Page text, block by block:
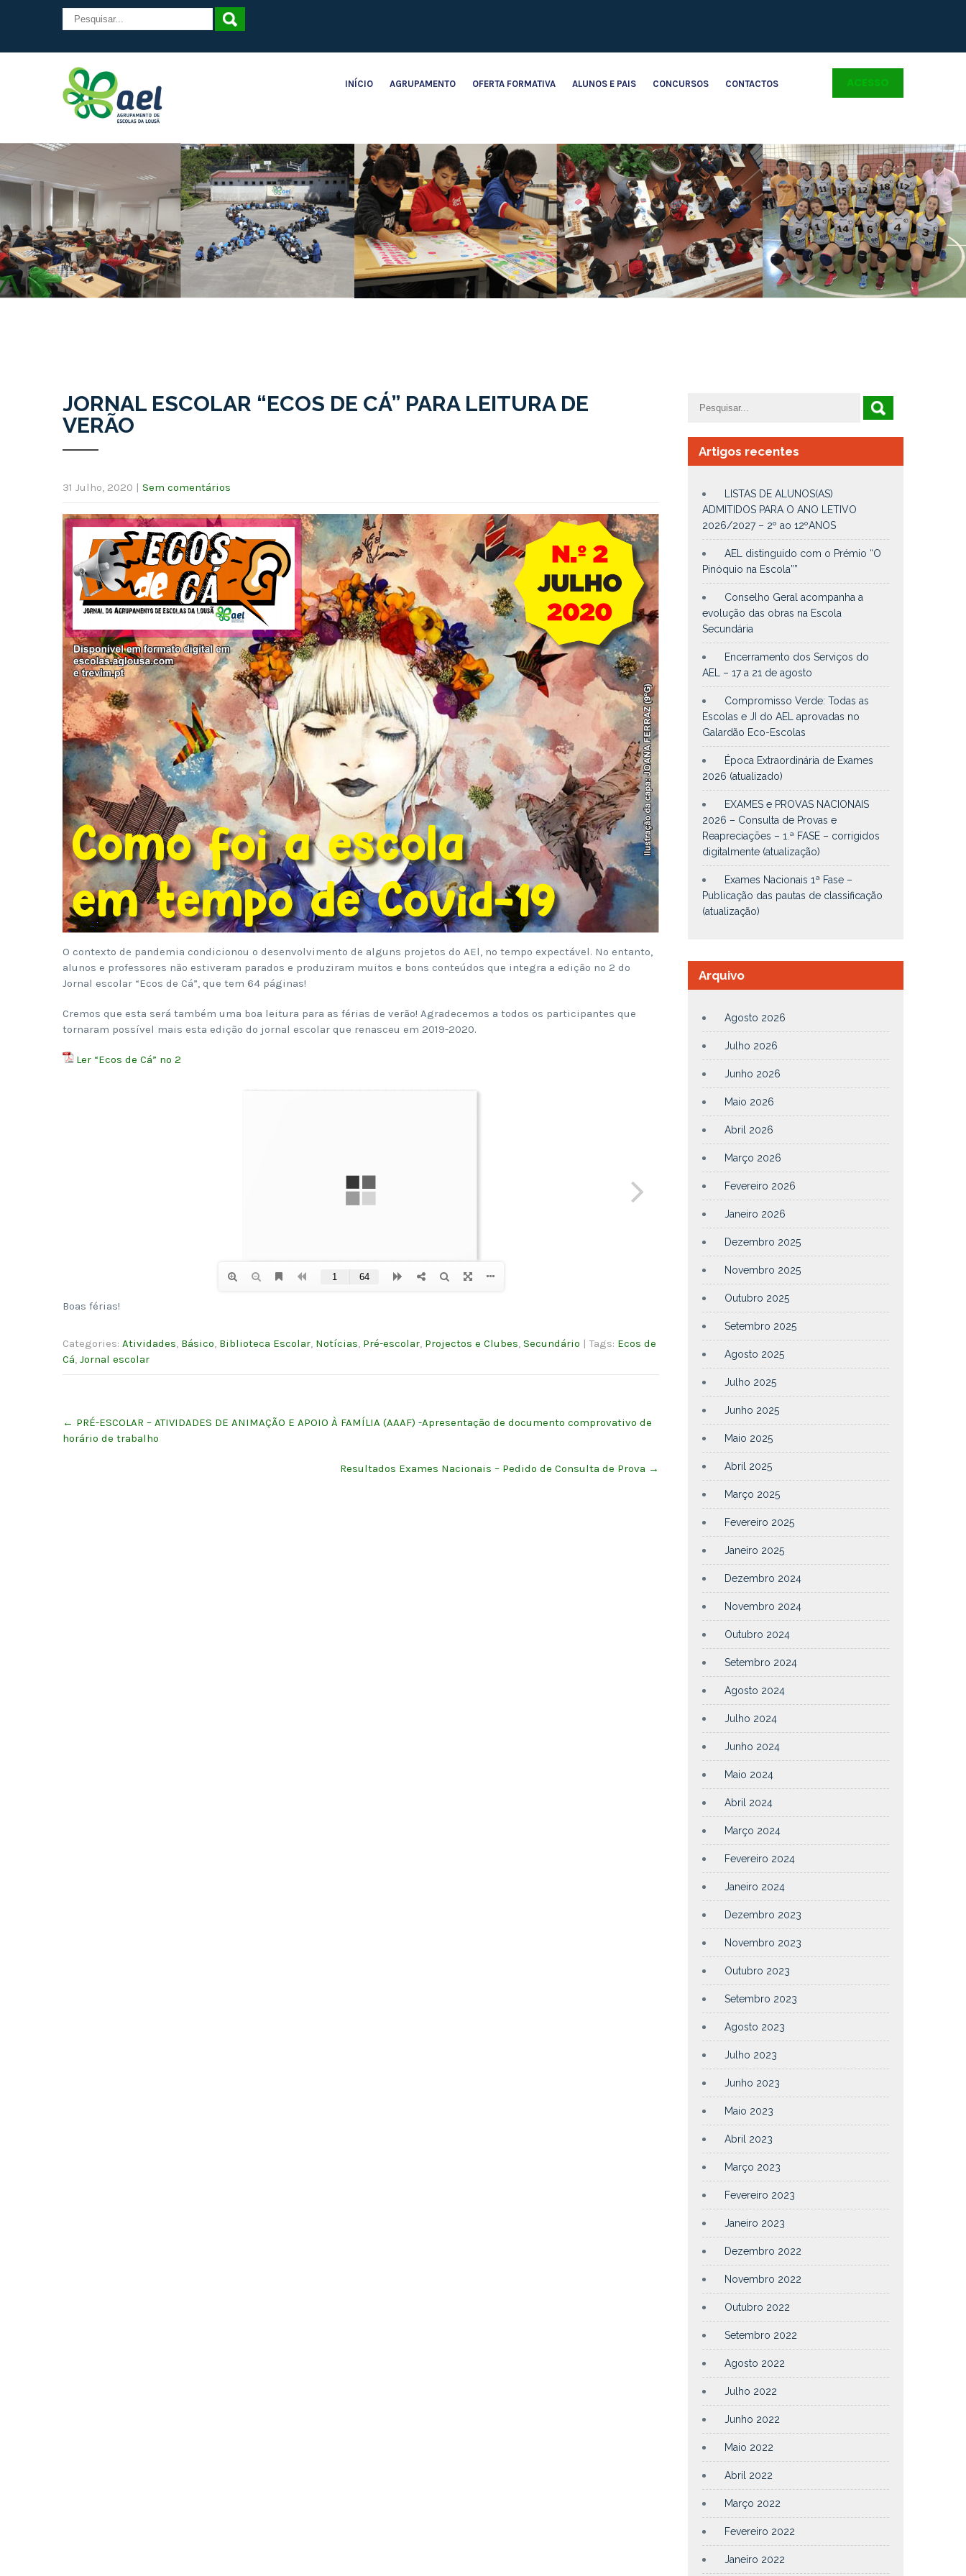
INÍCIO AGRUPAMENTO OFERTA FORMATIVA ALUNOS E PAIS CONCURSOS CONTACTOS ACESSO
JORNAL ESCOLAR “ECOS DE CÁ” PARA LEITURA DE
VERÃO
31 Julho, 2020 | Sem comentários
O contexto de pandemia condicionou o desenvolvimento de alguns projetos do AEl, no tempo expectável. No entanto,
alunos e professores não estiveram parados e produziram muitos e bons conteúdos que integra a edição nº 2 do
Jornal escolar “Ecos de Cá”, que tem 64 páginas!
Cremos que esta será também uma boa leitura para as férias de verão! Agradecemos a todos os participantes que
tornaram possível mais esta edição do jornal escolar que renasceu em 2019-2020.
Ler “Ecos de Cá” nº 2
Boas férias!
Categories: Atividades, Básico, Biblioteca Escolar, Notícias, Pré-escolar, Projectos e Clubes, Secundário | Tags: Ecos de
Cá, Jornal escolar
navigation
← PRÉ-ESCOLAR – ATIVIDADES DE ANIMAÇÃO E APOIO À FAMÍLIA (AAAF) -Apresentação de documento comprovativo de
horário de trabalho
Resultados Exames Nacionais – Pedido de Consulta de Prova →
Artigos recentes
LISTAS DE ALUNOS(AS)
ADMITIDOS PARA O ANO LETIVO
2026/2027 – 2º ao 12ºANOS
AEL distinguido com o Prémio “O
Pinóquio na Escola””
Conselho Geral acompanha a
evolução das obras na Escola
Secundária
Encerramento dos Serviços do
AEL – 17 a 21 de agosto
Compromisso Verde: Todas as
Escolas e JI do AEL aprovadas no
Galardão Eco-Escolas
Época Extraordinária de Exames
2026 (atualizado)
EXAMES e PROVAS NACIONAIS
2026 – Consulta de Provas e
Reapreciações – 1.ª FASE – corrigidos
digitalmente (atualização)
Exames Nacionais 1ª Fase –
Publicação das pautas de classificação
(atualização)
Arquivo
Agosto 2026
Julho 2026
Junho 2026
Maio 2026
Abril 2026
Março 2026
Fevereiro 2026
Janeiro 2026
Dezembro 2025
Novembro 2025
Outubro 2025
Setembro 2025
Agosto 2025
Julho 2025
Junho 2025
Maio 2025
Abril 2025
Março 2025
Fevereiro 2025
Janeiro 2025
Dezembro 2024
Novembro 2024
Outubro 2024
Setembro 2024
Agosto 2024
Julho 2024
Junho 2024
Maio 2024
Abril 2024
Março 2024
Fevereiro 2024
Janeiro 2024
Dezembro 2023
Novembro 2023
Outubro 2023
Setembro 2023
Agosto 2023
Julho 2023
Junho 2023
Maio 2023
Abril 2023
Março 2023
Fevereiro 2023
Janeiro 2023
Dezembro 2022
Novembro 2022
Outubro 2022
Setembro 2022
Agosto 2022
Julho 2022
Junho 2022
Maio 2022
Abril 2022
Março 2022
Fevereiro 2022
Janeiro 2022